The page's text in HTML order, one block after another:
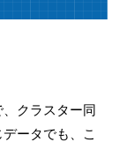
クラスター同
ータでも、こ